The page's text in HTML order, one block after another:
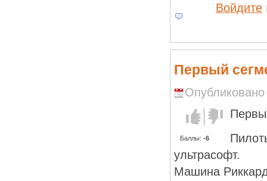
Войдите
Первый
Голос за!Голос
против!
Баллы: -6
ультрасофт.
Машина